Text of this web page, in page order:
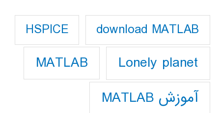
download MATLAB
HSPICE
Lonely planet
MATLAB
آموزش MATLAB